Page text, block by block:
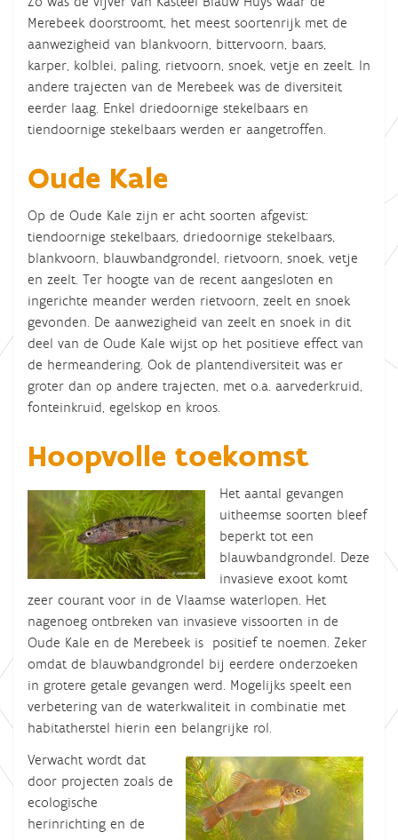
Merebeek doorstroomt, het meest soortenrijk met de
aanwezigheid van blankvoorn, bittervoorn, baars,
karper, kolblei, paling, rietvoorn, snoek, vetje en zeelt. In
andere trajecten van de Merebeek was de diversiteit
eerder laag. Enkel driedoornige stekelbaars en
tiendoornige stekelbaars werden er aangetroffen.
Oude Kale
Op de Oude Kale zijn er acht soorten afgevist:
tiendoornige stekelbaars, driedoornige stekelbaars,
blankvoorn, blauwbandgrondel, rietvoorn, snoek, vetje
en zeelt. Ter hoogte van de recent aangesloten en
ingerichte meander werden rietvoorn, zeelt en snoek
gevonden. De aanwezigheid van zeelt en snoek in dit
deel van de Oude Kale wijst op het positieve effect van
de hermeandering. Ook de plantendiversiteit was er
groter dan op andere trajecten, met o.a. aarvederkruid,
fonteinkruid, egelskop en kroos.
Hoopvolle toekomst
Het aantal gevangen
uitheemse soorten bleef
beperkt tot een
blauwbandgrondel. Deze
invasieve exoot komt
zeer courant voor in de Vlaamse waterlopen. Het
nagenoeg ontbreken van invasieve vissoorten in de
Oude Kale en de Merebeek is positief te noemen. Zeker
omdat de blauwbandgrondel bij eerdere onderzoeken
in grotere getale gevangen werd. Mogelijks speelt een
verbetering van de waterkwaliteit in combinatie met
habitatherstel hierin een belangrijke rol.
Verwacht wordt dat
door projecten zoals de
ecologische
herinrichting en de